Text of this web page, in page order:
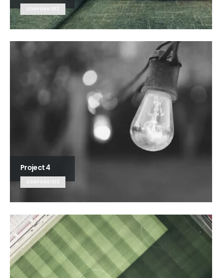
CORPORATE12
Project 4
CORPORATE12